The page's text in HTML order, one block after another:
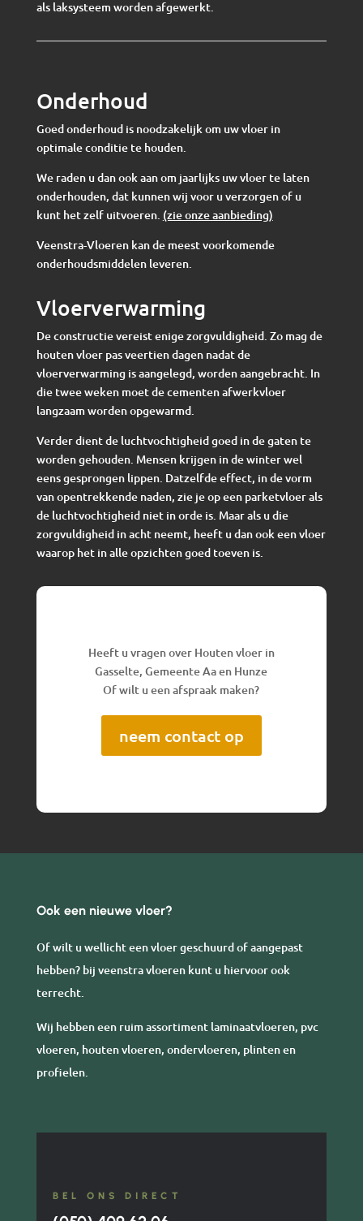
als laksysteem worden afgewerkt.
Onderhoud
Goed onderhoud is noodzakelijk om uw vloer in
optimale conditie te houden.
We raden u dan ook aan om jaarlijks uw vloer te laten
onderhouden, dat kunnen wij voor u verzorgen of u
kunt het zelf uitvoeren. (zie onze aanbieding)
Veenstra-Vloeren kan de meest voorkomende
onderhoudsmiddelen leveren.
Vloerverwarming
De constructie vereist enige zorgvuldigheid. Zo mag de
houten vloer pas veertien dagen nadat de
vloerverwarming is aangelegd, worden aangebracht. In
die twee weken moet de cementen afwerkvloer
langzaam worden opgewarmd.
Verder dient de luchtvochtigheid goed in de gaten te
worden gehouden. Mensen krijgen in de winter wel
eens gesprongen lippen. Datzelfde effect, in de vorm
van opentrekkende naden, zie je op een parketvloer als
de luchtvochtigheid niet in orde is. Maar als u die
zorgvuldigheid in acht neemt, heeft u dan ook een vloer
waarop het in alle opzichten goed toeven is.
Heeft u vragen over Houten vloer in
Gasselte, Gemeente Aa en Hunze
Of wilt u een afspraak maken?
neem contact op
Ook een nieuwe vloer?
Of wilt u wellicht een vloer geschuurd of aangepast
hebben? bij veenstra vloeren kunt u hiervoor ook
terrecht.
Wij hebben een ruim assortiment laminaatvloeren, pvc
vloeren, houten vloeren, ondervloeren, plinten en
profielen.
BEL ONS DIRECT